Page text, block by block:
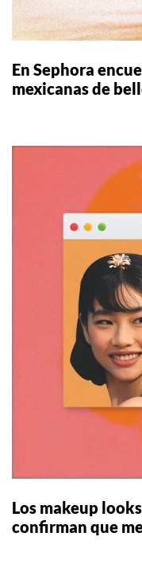
En Sephora
mexicanas de
Los makeup
confirman que